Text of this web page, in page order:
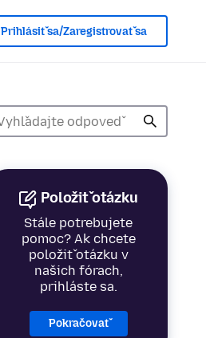
Prihlásiť sa/Zaregistrovať sa
Položiť otázku
Stále potrebujete
pomoc? Ak chcete
položiť otázku v
našich fórach,
prihláste sa.
Pokračovať